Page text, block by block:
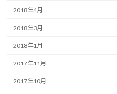
2018年4月
2018年3月
2018年1月
2017年11月
2017年10月